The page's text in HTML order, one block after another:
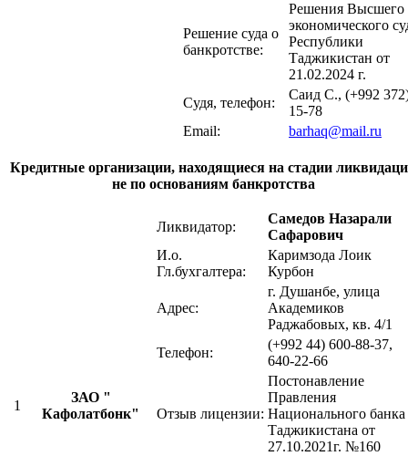
Решение суда о
банкротстве:
Решения Высшего
экономического
Республики
Таджикистан от
21.02.2024 г.
Судя, телефон:
Саид С., (+992
15-78
Email:
barhaq@mail.ru
Кредитные организации, находящиеся на стадии
не по основаниям банкротства
1
ЗАО "
Кафолатбонк"
Ликвидатор:
Самедов Назарали
Сафарович
И.о.
Гл.бухгалтера:
Каримзода Лоик
Курбон
Адрес:
г. Душанбе, улица
Академиков
Раджабовых, кв. 4/1
Телефон:
(+992 44) 600-88-37,
640-22-66
Отзыв лицензии:
Постонавление
Правления
Национального банка
Таджикистана от
27.10.2021г. №160